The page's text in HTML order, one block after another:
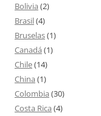
Bolivia (2)
Brasil(4)
Bruselas(1)
Canadá (1)
Chile(14)
China (1)
Colombia (30)
Costa Rica (4)